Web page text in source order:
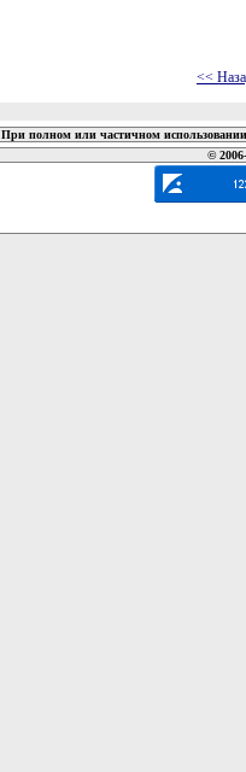
<<
При полном или частичном
©